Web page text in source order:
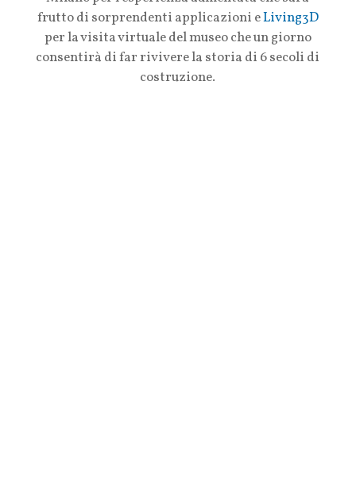
frutto di sorprendenti applicazioni eLiving3D
per la visita virtuale del museo che un giorno
consentirà di far rivivere la storia di 6 secoli di
costruzione.